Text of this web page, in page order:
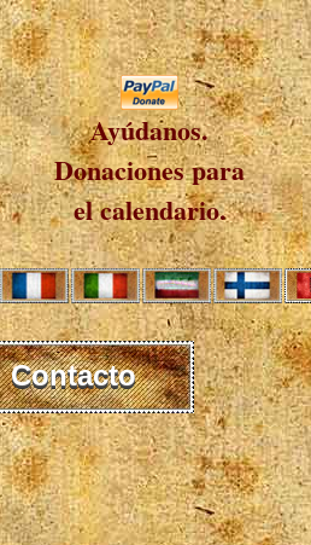
Ayúdanos.
Donaciones para
el calendario.
Contacto